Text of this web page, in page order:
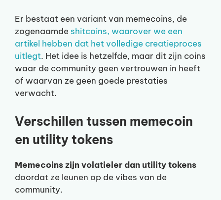
Er bestaat een variant van memecoins, de
zogenaamde shitcoins, waarover we een
artikel hebben dat het volledige creatieproces
uitlegt. Het idee is hetzelfde, maar dit zijn coins
waar de community geen vertrouwen in heeft
of waarvan ze geen goede prestaties
verwacht.
Verschillen tussen memecoin
en utility tokens
Memecoins zijn volatieler dan utility tokens
doordat ze leunen op de vibes van de
community.